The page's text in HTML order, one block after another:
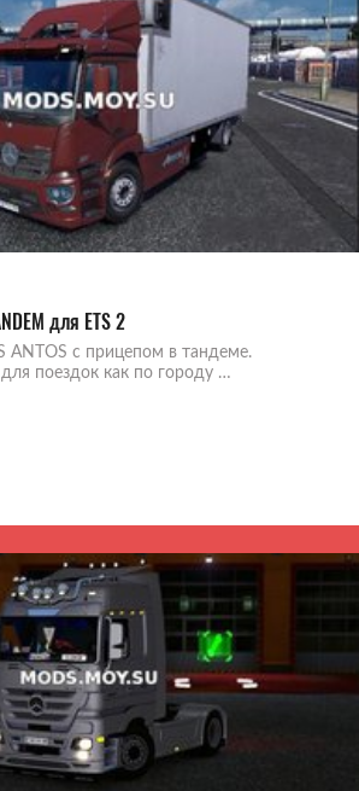
для ETS 2
ANTOS с прицепом в тандеме.
поездок как по городу …